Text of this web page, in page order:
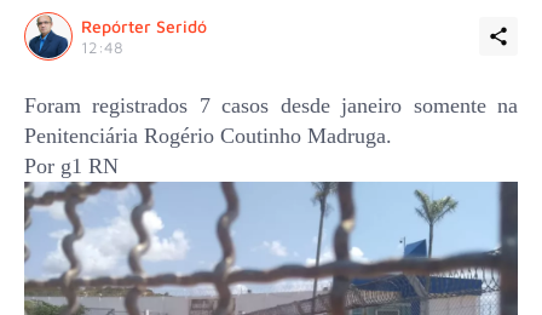
Repórter Seridó
12:48
Foram registrados 7 casos desde janeiro somente na
Penitenciária Rogério Coutinho Madruga.
Por g1 RN